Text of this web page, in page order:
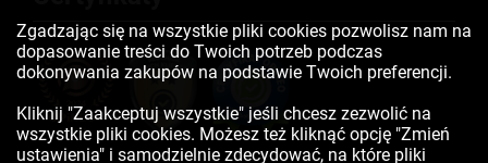
Zgadzając się na wszystkie pliki cookies pozwolisz nam na
dopasowanie treści do Twoich potrzeb podczas
dokonywania zakupów na podstawie Twoich preferencji.
Kliknij "Zaakceptuj wszystkie" jeśli chcesz zezwolić na
wszystkie pliki cookies. Możesz też kliknąć opcję "Zmień
ustawienia" i samodzielnie zdecydować, na które pliki